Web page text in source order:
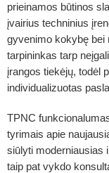
prieinamos būtinos
įvairius techninius
gyvenimo kokybę bei
tarpininkas tarp
įrangos tiekėjų, todėl
individualizuotas
TPNC
tyrimais apie
siūlyti moderniausias
taip pat vykdo